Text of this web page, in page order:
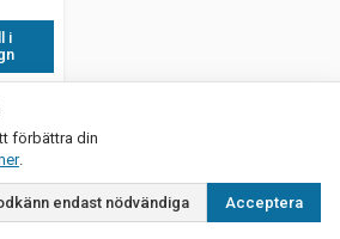
i
förbättra din
om vår integritetspolicy
.
endast nödvändiga Acceptera